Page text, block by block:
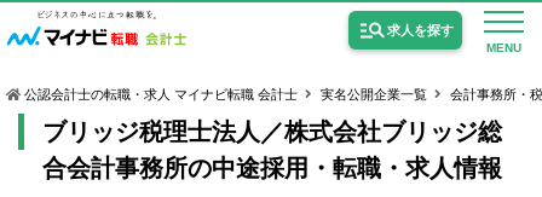
MENU
求人を探す
公認会計士の転職・求人 マイナビ転職 会計士 実名公開企業一覧 会計事務所・
ブリッジ税理士法人／株式会社ブリッジ総
合会計事務所の中途採用・転職・求人情報